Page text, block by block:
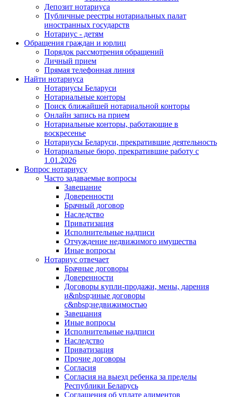
Депозит нотариуса
Публичные реестры нотариальных палат
иностранных государств
Нотариус - детям
Обращения граждан и юрлиц
Порядок рассмотрения обращений
Личный прием
Прямая телефонная линия
Найти нотариуса
Нотариусы Беларуси
Нотариальные конторы
Поиск ближайшей нотариальной конторы
Онлайн запись на прием
Нотариальные конторы, работающие в
воскресенье
Нотариусы Беларуси, прекратившие деятельность
Нотариальные бюро, прекратившие работу с
1.01.2026
Вопрос нотариусу
Часто задаваемые вопросы
Завещание
Доверенности
Брачный договор
Наследство
Приватизация
Исполнительные надписи
Отчуждение недвижимого имущества
Иные вопросы
Нотариус отвечает
Брачные договоры
Доверенности
Договоры купли-продажи, мены, дарения
и&nbsp;иные договоры
с&nbsp;недвижимостью
Завещания
Иные вопросы
Исполнительные надписи
Наследство
Приватизация
Прочие договоры
Согласия
Согласия на выезд ребенка за пределы
Республики Беларусь
Соглашения об уплате алиментов